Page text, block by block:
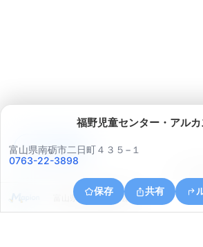
福野児童センター・アルカ
富山県南砺市二日町４３５−１
0763-22-3898
保存 共有
富山県小矢部市興法寺
アプリで見る